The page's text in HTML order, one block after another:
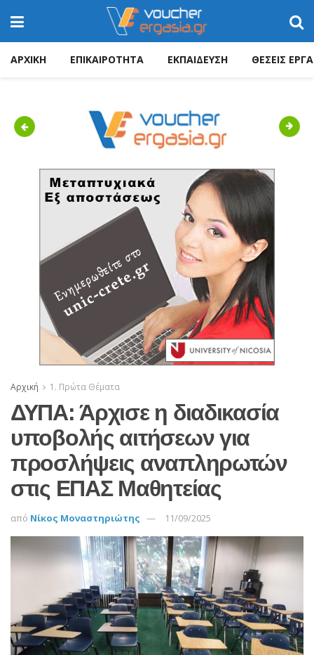
ΑΡΧΙΚΗ ΕΠΙΚΑΙΡΟΤΗΤΑ ΕΚΠΑΙΔΕΥΣΗ ΘΕΣΕΙΣ
Previous Next
Αρχική 1. Πρώτα Θέματα
ΔΥΠΑ: Άρχισε η διαδικασία
υποβολής αιτήσεων για
προσλήψεις αναπληρωτών
στις ΕΠΑΣ Μαθητείας
από Νίκος Μοναστηριώτης 11/09/2025